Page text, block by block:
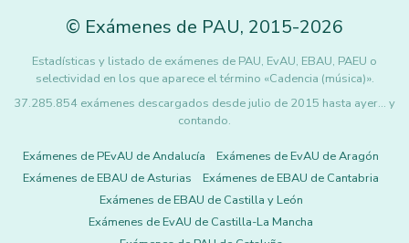
© Exámenes de PAU, 2015-2026
Estadísticas y listado de exámenes de PAU, EvAU, EBAU, PAEU o
selectividad en los que aparece el término «Cadencia (música)».
37.285.854 exámenes descargados desde julio de 2015 hasta ayer... y
contando.
Exámenes de PEvAU de Andalucía
Exámenes de EvAU de Aragón
Exámenes de EBAU de Asturias
Exámenes de EBAU de Cantabria
Exámenes de EBAU de Castilla y León
Exámenes de EvAU de Castilla-La Mancha